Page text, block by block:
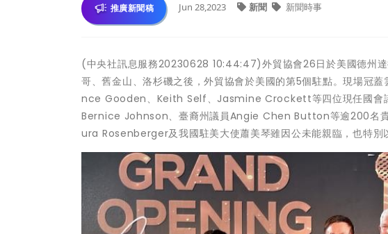
推廣新聞稿 Jun 28,2023 新聞 新聞時事
(中央社訊息服務20230628 10:44:47)外貿協會26日於美國德州
哥、舊金山、洛杉磯之後，外貿協會於美國的第5個駐點。現場冠
nce Gooden、Keith Self、Jasmine Crockett等四位現任國會議
Bernice Johnson、臺裔州議員Angie Chen Button等逾200名貴
ura Rosenberger及我國駐美大使蕭美琴雖因公未能親臨，也特別